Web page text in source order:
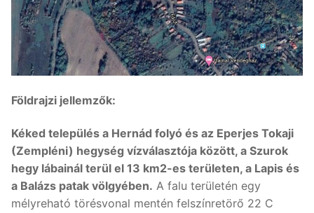
Földrajzi jellemzők:
Kéked település a Hernád folyó és az Eperjes Tokaji
(Zempléni) hegység vízválasztója között, a Szurok
hegy lábainál terül el 13 km2-es területen, a Lapis és
a Balázs patak völgyében. A falu területén egy
mélyreható törésvonal mentén felszínretörő 22 C